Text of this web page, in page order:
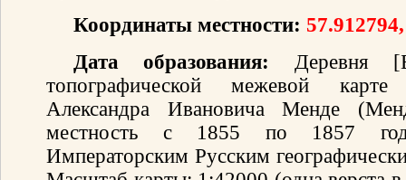
Координаты местности:
Дата образования: Деревня
топографической межевой карте
Александра Ивановича Менде
местность с 1855 по 1857
Императорским Русским